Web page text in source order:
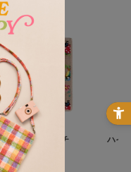
ハイジ ハンカチ ハイ